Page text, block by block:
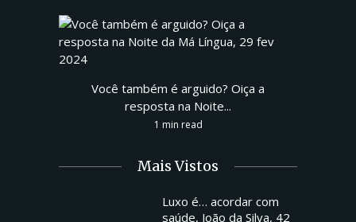
Você também é arguido? Oiça a
resposta na Noite...
1 min read
Mais Vistos
Luxo é… acordar com
saúde, João da Silva, 42